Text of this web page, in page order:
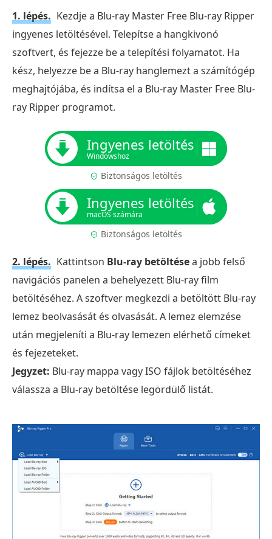
1. lépés. Kezdje a Blu-ray Master Free Blu-ray Ripper
ingyenes letöltésével. Telepítse a hangkivonó
szoftvert, és fejezze be a telepítési folyamatot. Ha
kész, helyezze be a Blu-ray hanglemezt a számítógép
meghajtójába, és indítsa el a Blu-ray Master Free Blu-
ray Ripper programot.
Ingyenes letöltés
Windowshoz
Biztonságos letöltés
Ingyenes letöltés
macOS számára
Biztonságos letöltés
2. lépés. Kattintson Blu-ray betöltésea jobb felső
navigációs panelen a behelyezett Blu-ray film
betöltéséhez. A szoftver megkezdi a betöltött Blu-ray
lemez beolvasását és olvasását. A lemez elemzése
után megjeleníti a Blu-ray lemezen elérhető címeket
és fejezeteket.
Jegyzet: Blu-ray mappa vagy ISO fájlok betöltéséhez
válassza a Blu-ray betöltése legördülő listát.